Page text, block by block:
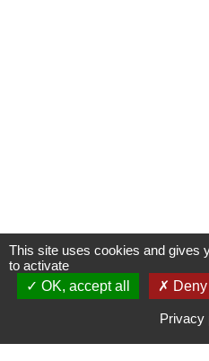
S'INSCRIRE À
This site uses cookies and gives
to activate
OK, accept all
Privacy